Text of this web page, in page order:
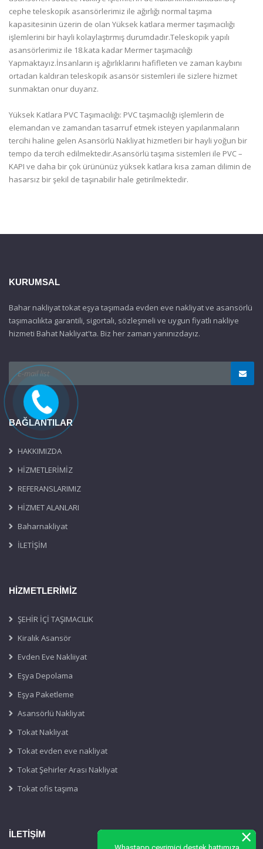
cephe teleskopik asansörlerimiz ile ağırlığı normal taşıma
kapasitesinin üzerin de olan Yüksek katlara mermer taşımacılığı
işlemlerini bir hayli kolaylaştırmış durumdadır.Teleskopik yapılı
asansörlerimiz ile 18.kata kadar Mermer taşımacılığı
Yapmaktayız.İnsanların iş ağırlıklarını hafifleten ve zaman kaybını
ortadan kaldıran teleskopik asansör sistemleri ile sizlere hizmet
sunmaktan onur duyarız.
Yüksek Katlara PVC Taşımacılığı: PVC taşımacılığı işlemlerin de
elemandan ve zamandan tasarruf etmek isteyen yapılanmaların
tercihi haline gelen Asansörlü Nakliyat hizmetleri bir hayli yoğun bir
tempo da tercih edilmektedir.Asansörlü taşıma sistemleri ile PVC –
KAPI ve daha bir çok ürününüz yüksek katlara kısa zaman dilimin de
hasarsız bir şekil de taşınabilir hale getirilmektedir.
KURUMSAL
Bahar nakliyat tokat eşya taşımada evden eve nakliyat ve asansörlü
taşımacılıkta garantili, sigortalı, sözleşmeli ve uygun fiyatlı nakliye
hizmeti Bahat Nakliyat'ta. Biz her zaman yanınızdayız.
BAĞLANTILAR
HAKKIMIZDA
HİZMETLERİMİZ
REFERANSLARIMIZ
HİZMET ALANLARI
Baharnakliyat
İLETİŞİM
HİZMETLERİMİZ
ŞEHİR İÇİ TAŞIMACILIK
Kiralık Asansör
Evden Eve Nakliiyat
Eşya Depolama
Eşya Paketleme
Asansörlü Nakliyat
Tokat Nakliyat
Tokat evden eve nakliyat
Tokat Şehirler Arası Nakliyat
Tokat ofis taşıma
İLETİŞİM ×